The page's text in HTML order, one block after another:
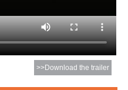
>>Download the trailer